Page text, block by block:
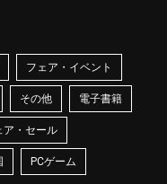
フェア・イベント
その他 電子書籍
ア・セール
PCゲーム